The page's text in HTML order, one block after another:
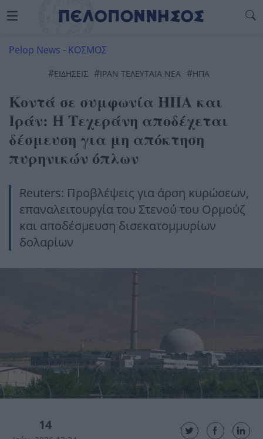
Pelop News - ΚΟΣΜΟΣ
#ΕΙΔΗΣΕΙΣ #ΙΡΆΝ ΤΕΛΕΥΤΑΊΑ ΝΈΑ #ΗΠΑ
Κοντά σε συμφωνία ΗΠΑ και
Ιράν: Η Τεχεράνη αποδέχεται
δέσμευση για μη απόκτηση
πυρηνικών όπλων
Reuters: Προβλέψεις για άρση κυρώσεων,
επαναλειτουργία του Στενού του Ορμούζ
και αποδέσμευση δισεκατομμυρίων
δολαρίων
14